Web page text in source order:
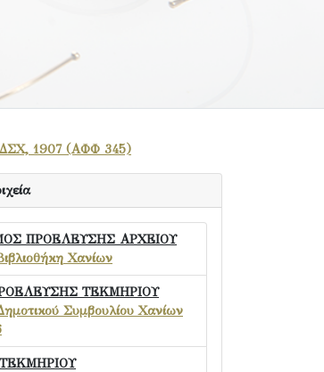
ΔΣΧ, 1907 (ΑΦΦ 345)
ΠΡΟΕΛΕΥΣΗΣ ΑΡΧΕΙΟΥ
Χανίων
ΤΕΚΜΗΡΙΟΥ
Συμβουλίου Χανίων